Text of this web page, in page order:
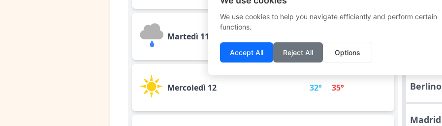
Martedì 11
Mercoledì 12 32° 35°
Londra
Berlino
Madrid
We use cookies to help you navigate efficiently and perform certain
functions.
Accept All Reject All Options